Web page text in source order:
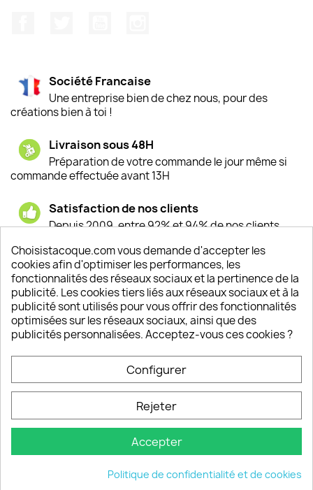
Société Francaise
Une entreprise bien de chez nous, pour des
créations bien à toi !
Livraison sous 48H
Préparation de votre commande le jour même si
commande effectuée avant 13H
Satisfaction de nos clients
Depuis 2009, entre 92% et 94% de nos clients
Un SAV à votre écoute
Notre SAV est disponible 6/7J de 10h à 18H
INFORMATIONS 
VOTRE COMPTE 
INFORMATIONS keyboard_arrow_down
© 2026 - choisistacoque.com
Choisistacoque.com vous demande d'accepter les
cookies afin d'optimiser les performances, les
fonctionnalités des réseaux sociaux et la pertinence de la
publicité. Les cookies tiers liés aux réseaux sociaux et à la
publicité sont utilisés pour vous offrir des fonctionnalités
optimisées sur les réseaux sociaux, ainsi que des
publicités personnalisées. Acceptez-vous ces cookies ?
Configurer
Rejeter
Accepter
Politique de confidentialité et de cookies